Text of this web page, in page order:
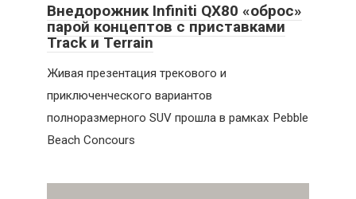
Внедорожник Infiniti QX80 «оброс»
парой концептов с приставками
Track и Terrain
Живая презентация трекового и
приключенческого вариантов
полноразмерного SUV прошла в рамках Pebble
Beach Concours